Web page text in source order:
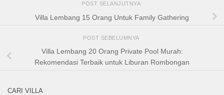
POST SELANJUTNYA
Villa Lembang 15 Orang Untuk Family Gathering
POST SEBELUMNYA
Villa Lembang 20 Orang Private Pool Murah:
Rekomendasi Terbaik untuk Liburan Rombongan
CARI VILLA